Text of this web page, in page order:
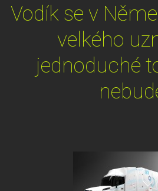
Vodík se v
velkého
jednoduché